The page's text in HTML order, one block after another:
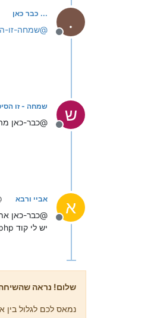
.
מנותק
... כבר כאן
@שמחה-זו-
ש
מנותק
שמחה - זו
@כבר-כאן
א
מנותק
אביי ורבא
@כבר-כאן
יש לי קוד php שעושה את זה, אבל תצטרך להריץ אותו על שרת משלך, אם אתה מעוניין (בתשלום) תוכל לפנות בפרטי.
שלום! נראה שהשיחה
נמאס לכם לגלול בין